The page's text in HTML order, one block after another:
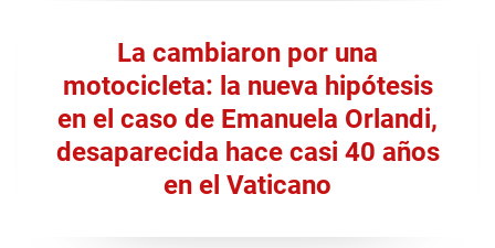
La cambiaron por una
motocicleta: la nueva hipótesis
en el caso de Emanuela Orlandi,
desaparecida hace casi 40 años
en el Vaticano